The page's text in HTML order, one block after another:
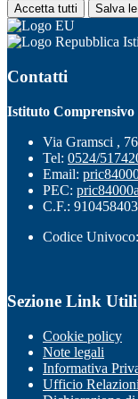
Accetta tutti Salva
Contatti
Istituto Comprensivo
Via Gramsci ,
Tel: 0524/
Email:
PEC:
C.F.:
Codice
Sezione Link Utili
Cookie policy
Note legali
Informativa
Ufficio